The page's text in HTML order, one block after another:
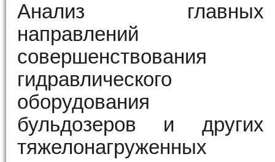
Анализ главных
направлений
совершенствования
гидравлического
оборудования
бульдозеров и других
тяжелонагруженных